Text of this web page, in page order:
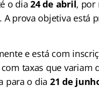
o dia24 de abril, por
A prova objetiva está
e está com
com taxas que variam
para o dia 21 de